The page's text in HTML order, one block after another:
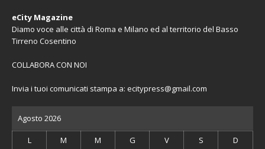
eCity Magazine
Diamo voce alle città di Roma e Milano ed al territorio del Basso
Tirreno Cosentino
COLLABORA CON NOI
Invia i tuoi comunicati stampa a: ecitypress@gmail.com
Agosto 2026
L M M G V S D